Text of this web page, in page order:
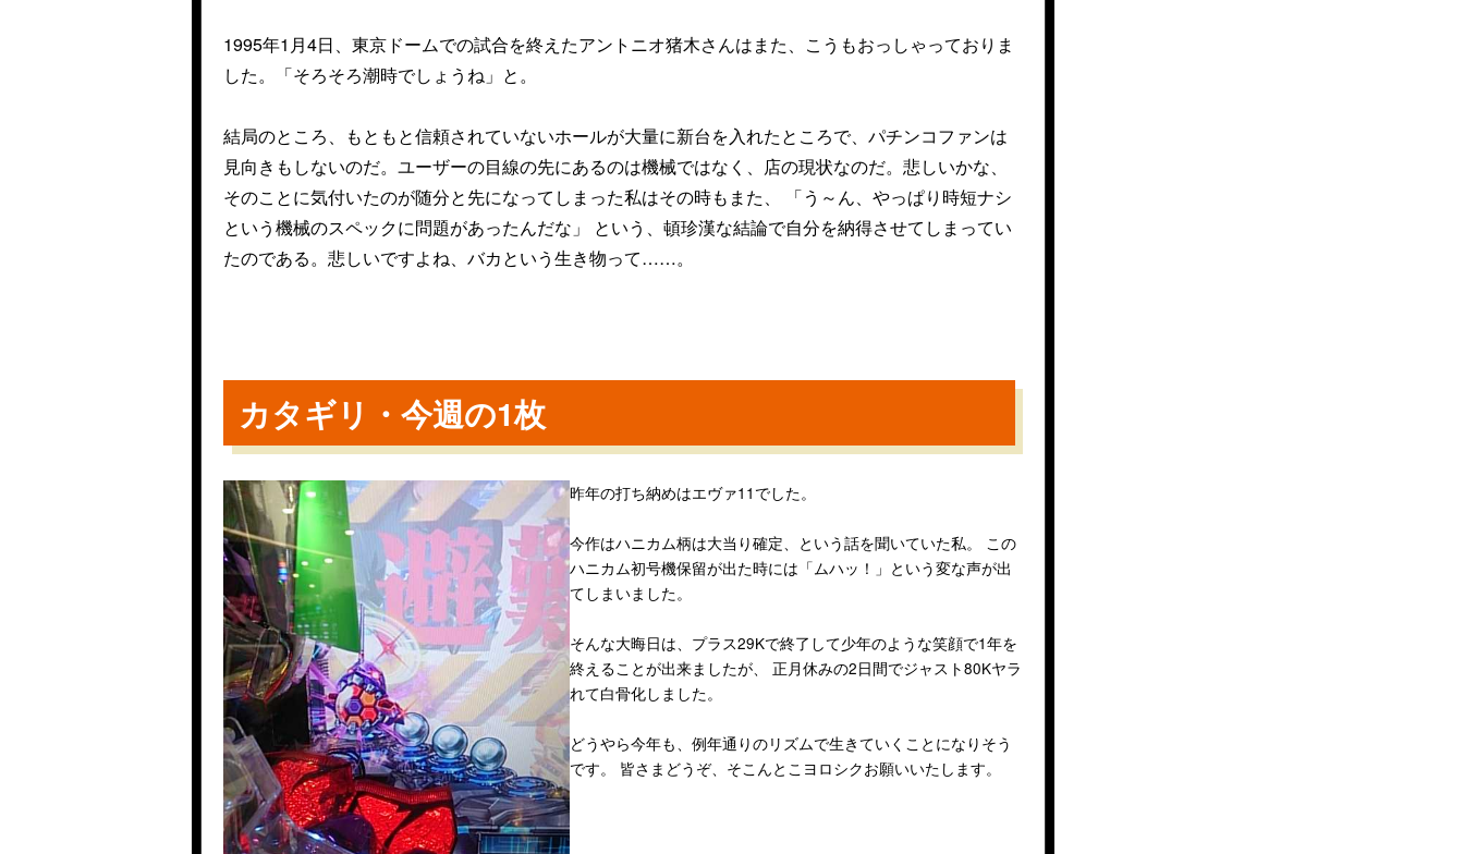
1995年1月4日、東京ドームでの試合を終えたアントニオ猪木さんはまた、こうもおっしゃっておりま
した。「そろそろ潮時でしょうね」と。
結局のところ、もともと信頼されていないホールが大量に新台を入れたところで、パチンコファンは
見向きもしないのだ。ユーザーの目線の先にあるのは機械ではなく、店の現状なのだ。悲しいかな、
そのことに気付いたのが随分と先になってしまった私はその時もまた、 「う～ん、やっぱり時短ナシ
という機械のスペックに問題があったんだな」 という、頓珍漢な結論で自分を納得させてしまってい
たのである。悲しいですよね、バカという生き物って……。
カタギリ・今週の1枚
昨年の打ち納めはエヴァ11でした。
今作はハニカム柄は大当り確定、という話を聞いていた私。 この
ハニカム初号機保留が出た時には「ムハッ！」という変な声が出
てしまいました。
そんな大晦日は、プラス29Kで終了して少年のような笑顔で1年を
終えることが出来ましたが、 正月休みの2日間でジャスト80Kヤラ
れて白骨化しました。
どうやら今年も、例年通りのリズムで生きていくことになりそう
です。 皆さまどうぞ、そこんとこヨロシクお願いいたします。